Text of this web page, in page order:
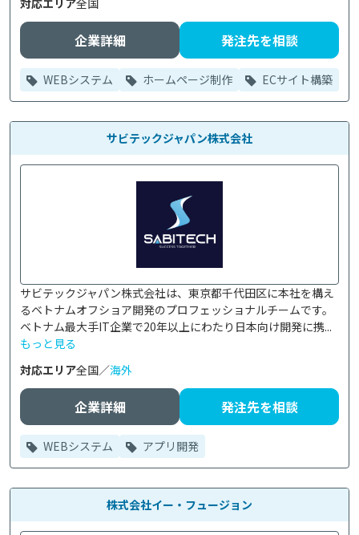
対応エリア全国
企業詳細 発注先を相談
WEBシステム ホームページ制作 ECサイト構築
サビテックジャパン株式会社
サビテックジャパン株式会社は、東京都千代田区に本社を構え
るベトナムオフショア開発のプロフェッショナルチームです。
ベトナム最大手IT企業で20年以上にわたり日本向け開発に携...
もっと見る
対応エリア全国／海外
企業詳細 発注先を相談
WEBシステム アプリ開発
株式会社イー・フュージョン